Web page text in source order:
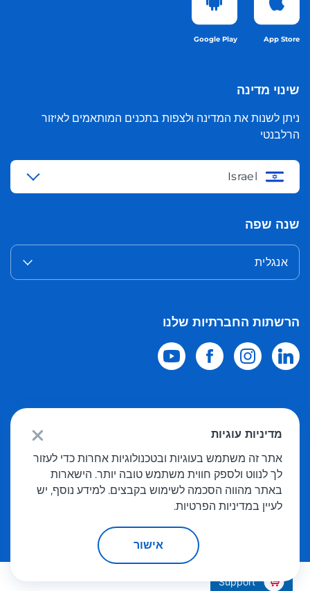
App Store
Google Play
שינוי מדינה
ניתן לשנות את המדינה ולצפות בתכנים המותאמים לאיזור
הרלבנטי
Israel
שנה שפה
אנגלית
הרשתות החברתיות שלנו
מדיניות פרטיות
הצעה פומבית
מדיניות עוגיות
אתר זה משתמש בעוגיות ובטכנולוגיות אחרות כדי לעזור
לך לנווט ולספק חווית משתמש טובה יותר. הישארות
באתר מהווה הסכמה לשימוש בקבצים. למידע נוסף, יש
לעיין במדיניות הפרטיות.
אישור
Support